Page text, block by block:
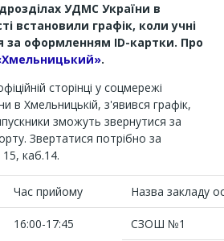
УДМС України в
встановили графік, коли учні
за оформленням ID-картки. Про
.
сторінці у соцмережі
в Хмельницькій, з'явився графік,
зможуть звернутися за
Звертатися потрібно за
каб.14.
Час прийому Назва закладу
16:00-17:45 СЗОШ №1